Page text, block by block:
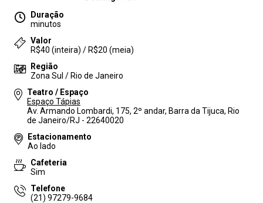
Duração
minutos
Valor
R$40 (inteira) / R$20 (meia)
Região
Zona Sul / Rio de Janeiro
Teatro / Espaço
Espaço Tápias
Av. Armando Lombardi, 175, 2º andar, Barra da Tijuca, Rio
de Janeiro/RJ - 22640020
Estacionamento
Ao lado
Cafeteria
Sim
Telefone
(21) 97279-9684